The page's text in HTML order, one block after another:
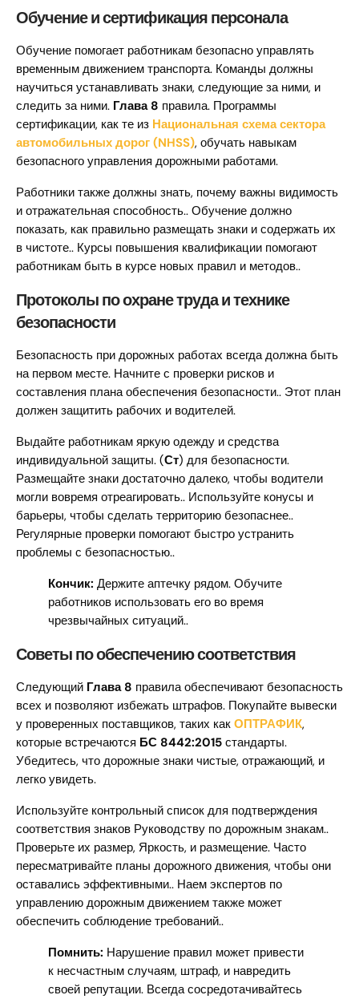
Обучение и сертификация персонала
Обучение помогает работникам безопасно управлять
временным движением транспорта. Команды должны
научиться устанавливать знаки, следующие за ними, и
следить за ними. Глава 8 правила. Программы
сертификации, как те из Национальная схема сектора
автомобильных дорог (NHSS), обучать навыкам
безопасного управления дорожными работами.
Работники также должны знать, почему важны видимость
и отражательная способность.. Обучение должно
показать, как правильно размещать знаки и содержать их
в чистоте.. Курсы повышения квалификации помогают
работникам быть в курсе новых правил и методов..
Протоколы по охране труда и технике
безопасности
Безопасность при дорожных работах всегда должна быть
на первом месте. Начните с проверки рисков и
составления плана обеспечения безопасности.. Этот план
должен защитить рабочих и водителей.
Выдайте работникам яркую одежду и средства
индивидуальной защиты. (Ст) для безопасности.
Размещайте знаки достаточно далеко, чтобы водители
могли вовремя отреагировать.. Используйте конусы и
барьеры, чтобы сделать территорию безопаснее..
Регулярные проверки помогают быстро устранить
проблемы с безопасностью..
Кончик: Держите аптечку рядом. Обучите
работников использовать его во время
чрезвычайных ситуаций..
Советы по обеспечению соответствия
Следующий Глава 8 правила обеспечивают безопасность
всех и позволяют избежать штрафов. Покупайте вывески
у проверенных поставщиков, таких как ОПТРАФИК,
которые встречаются БС 8442:2015 стандарты.
Убедитесь, что дорожные знаки чистые, отражающий, и
легко увидеть.
Используйте контрольный список для подтверждения
соответствия знаков Руководству по дорожным знакам..
Проверьте их размер, Яркость, и размещение. Часто
пересматривайте планы дорожного движения, чтобы они
оставались эффективными.. Наем экспертов по
управлению дорожным движением также может
обеспечить соблюдение требований..
Помнить: Нарушение правил может привести
к несчастным случаям, штраф, и навредить
своей репутации. Всегда сосредотачивайтесь